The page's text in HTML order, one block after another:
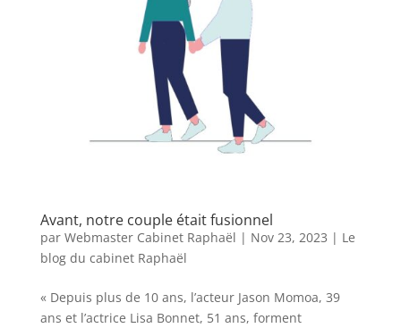
Avant, notre couple était fusionnel
par Webmaster Cabinet Raphaël | Nov 23, 2023 | Le
blog du cabinet Raphaël
« Depuis plus de 10 ans, l’acteur Jason Momoa, 39
ans et l’actrice Lisa Bonnet, 51 ans, forment